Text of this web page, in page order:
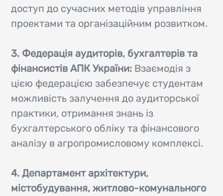
доступ до сучасних методів управління
проектами та організаційним розвитком.
3. Федерація аудиторів, бухгалтерів та
фінансистів АПК України: Взаємодія з
цією федерацією забезпечує студентам
можливість залучення до аудиторської
практики, отримання знань із
бухгалтерського обліку та фінансового
аналізу в агропромисловому комплексі.
4. Департамент архітектури,
містобудування, житлово-комунального